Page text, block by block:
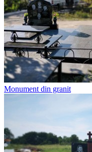
Monument din granit